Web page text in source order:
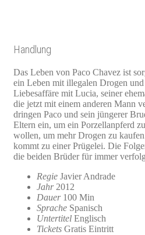
Handlung
Das Leben von Paco Chavez ist
ein Leben mit illegalen Drogen und
Liebesaffäre mit Lucia, seiner
die jetzt mit einem anderen Mann
dringen Paco und sein jüngerer
Eltern ein, um ein Porzellanpferd
wollen, um mehr Drogen zu
kommt zu einer Prügelei. Die
die beiden Brüder für immer
Regie Javier Andrade
Jahr2012
Dauer100 Min
Sprache Spanisch
Untertitel Englisch
Tickets Gratis Eintritt